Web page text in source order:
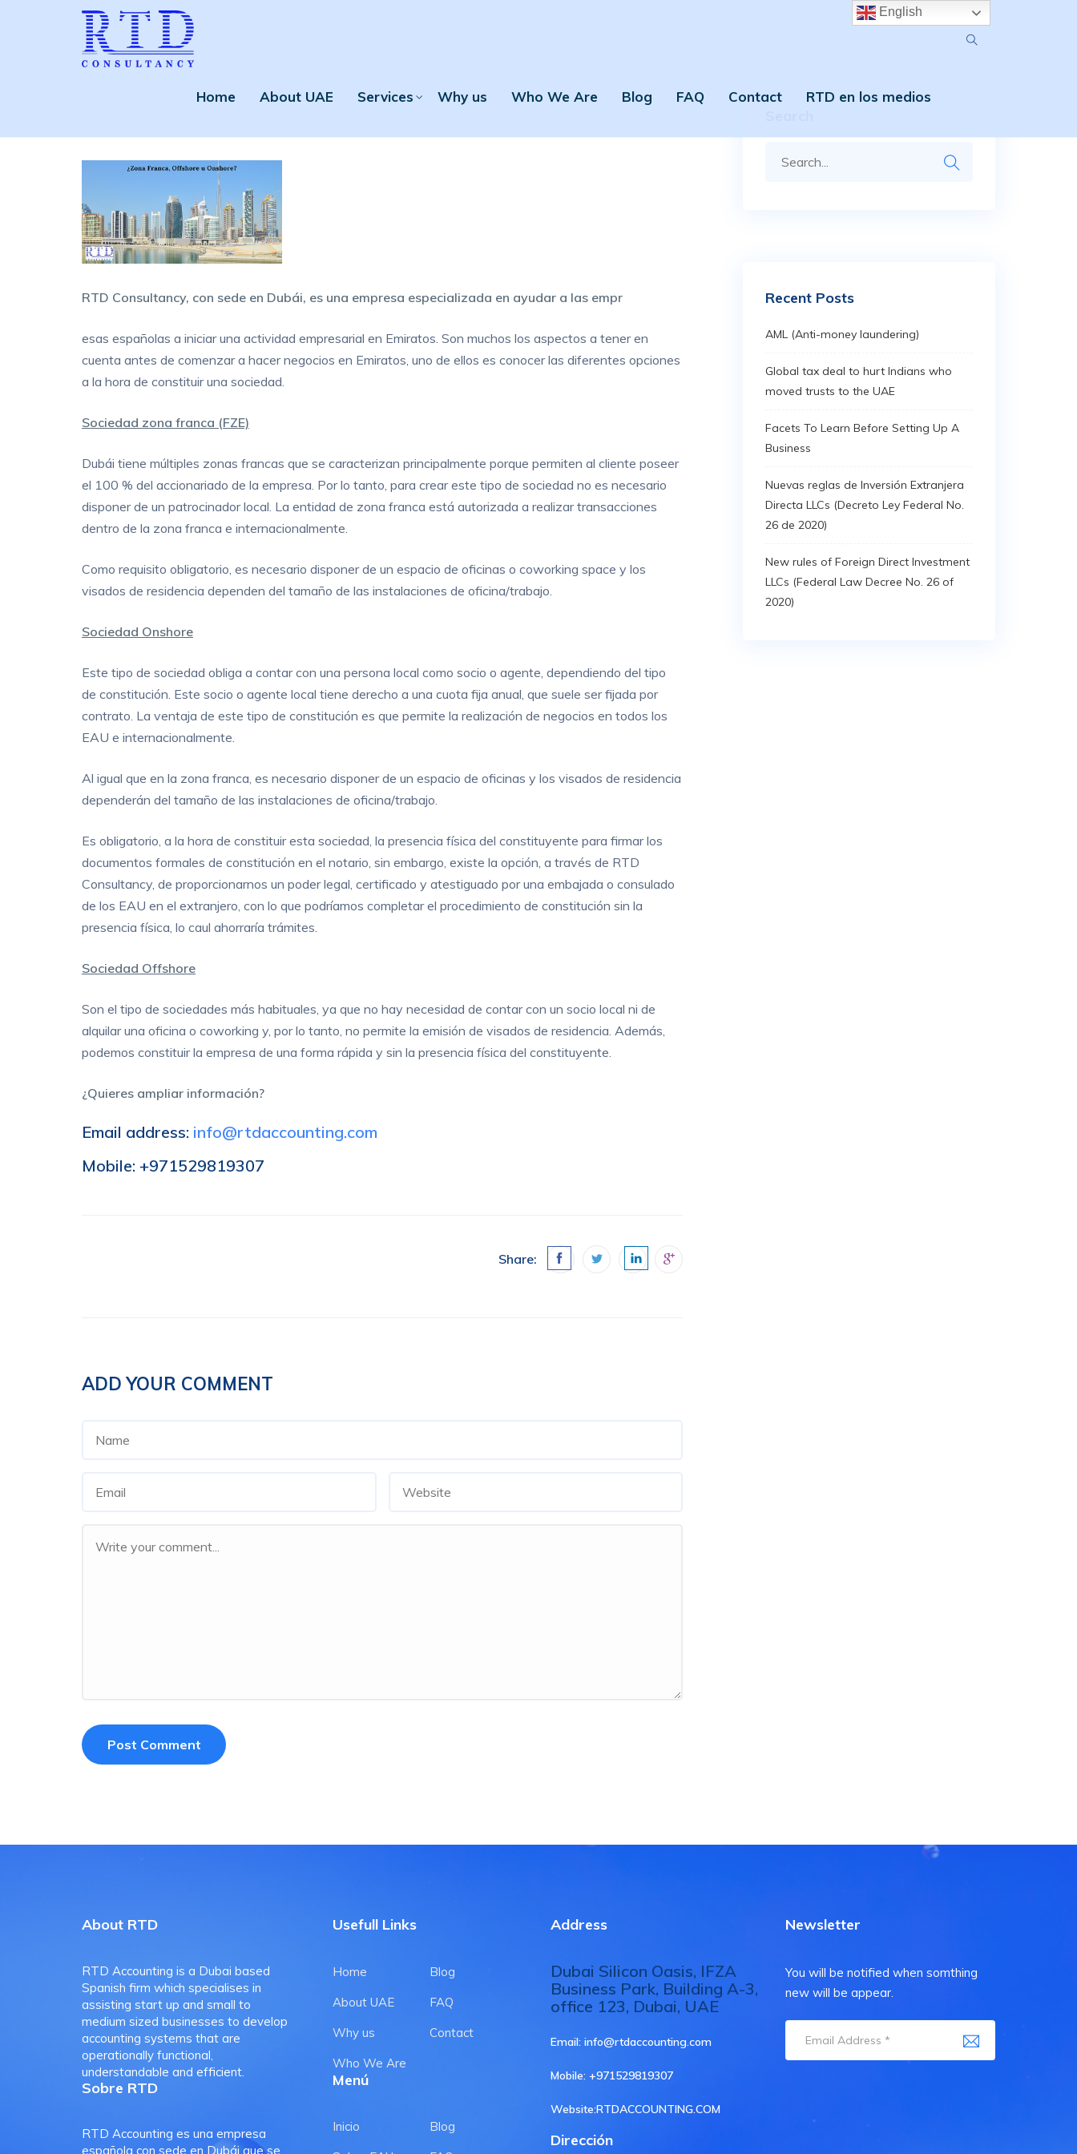
Home About UAE Services Why us Who We Are Blog FAQ Contact RTD en los medios
RTD Consultancy, con sede en Dubái, es una empresa especializada en ayudar a las empr
esas españolas a iniciar una actividad empresarial en Emiratos. Son muchos los aspectos a tener en
cuenta antes de comenzar a hacer negocios en Emiratos, uno de ellos es conocer las diferentes opciones
a la hora de constituir una sociedad.
Sociedad zona franca (FZE)
Dubái tiene múltiples zonas francas que se caracterizan principalmente porque permiten al cliente poseer
el 100 % del accionariado de la empresa. Por lo tanto, para crear este tipo de sociedad no es necesario
disponer de un patrocinador local. La entidad de zona franca está autorizada a realizar transacciones
dentro de la zona franca e internacionalmente.
Como requisito obligatorio, es necesario disponer de un espacio de oficinas o coworking space y los
visados de residencia dependen del tamaño de las instalaciones de oficina/trabajo.
Sociedad Onshore
Este tipo de sociedad obliga a contar con una persona local como socio o agente, dependiendo del tipo
de constitución. Este socio o agente local tiene derecho a una cuota fija anual, que suele ser fijada por
contrato. La ventaja de este tipo de constitución es que permite la realización de negocios en todos los
EAU e internacionalmente.
Al igual que en la zona franca, es necesario disponer de un espacio de oficinas y los visados de residencia
dependerán del tamaño de las instalaciones de oficina/trabajo.
Es obligatorio, a la hora de constituir esta sociedad, la presencia física del constituyente para firmar los
documentos formales de constitución en el notario, sin embargo, existe la opción, a través de RTD
Consultancy, de proporcionarnos un poder legal, certificado y atestiguado por una embajada o consulado
de los EAU en el extranjero, con lo que podríamos completar el procedimiento de constitución sin la
presencia física, lo caul ahorraría trámites.
Sociedad Offshore
Son el tipo de sociedades más habituales, ya que no hay necesidad de contar con un socio local ni de
alquilar una oficina o coworking y, por lo tanto, no permite la emisión de visados de residencia. Además,
podemos constituir la empresa de una forma rápida y sin la presencia física del constituyente.
¿Quieres ampliar información?
Email address: info@rtdaccounting.com
Mobile: +971529819307
Share:
ADD YOUR COMMENT
Recent Posts
AML (Anti-money laundering)
Global tax deal to hurt Indians who
moved trusts to the UAE
Facets To Learn Before Setting Up A
Business
Nuevas reglas de Inversión Extranjera
Directa LLCs (Decreto Ley Federal No.
26 de 2020)
New rules of Foreign Direct Investment
LLCs (Federal Law Decree No. 26 of
2020)
About RTD
RTD Accounting is a Dubai based
Spanish firm which specialises in
assisting start up and small to
medium sized businesses to develop
accounting systems that are
operationally functional,
understandable and efficient.
Sobre RTD
RTD Accounting es una empresa
española con sede en Dubái que se
Usefull Links
Home
About UAE
Why us
Who We Are
Blog
FAQ
Contact
Menú
Inicio
Blog
Address
Dubai Silicon Oasis, IFZA
Business Park, Building A-3,
office 123, Dubai, UAE
Email: info@rtdaccounting.com
Mobile: +971529819307
Website:RTDACCOUNTING.COM
Dirección
Newsletter
You will be notified when somthing
new will be appear.
English